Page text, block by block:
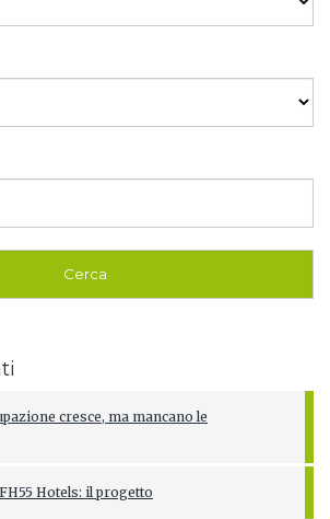
cresce, ma mancano le
Hotels: il progetto